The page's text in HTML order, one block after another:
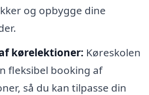
og opbygge dine
kørelektioner: Køreskolen
fleksibel booking af
så du kan tilpasse din